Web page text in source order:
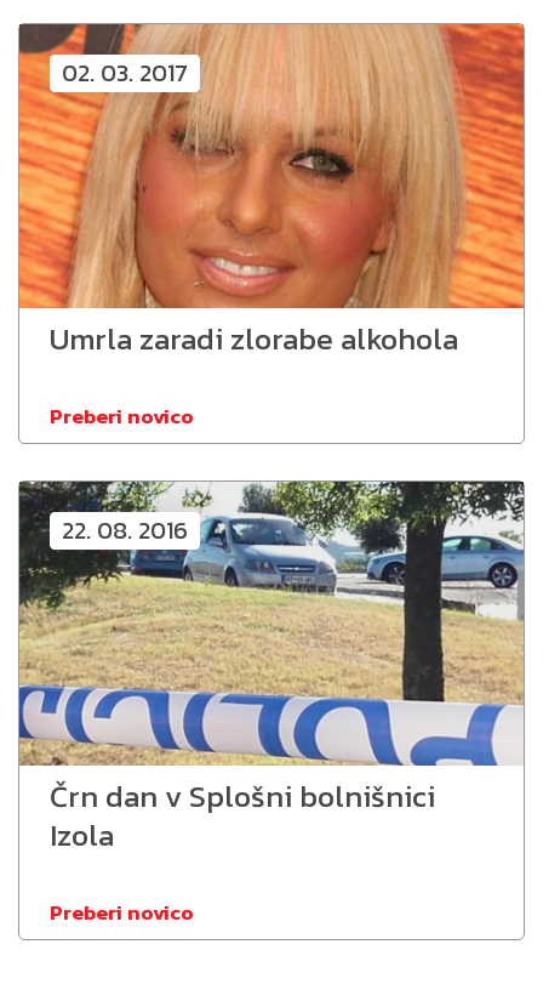
02. 03. 2017
Umrla zaradi zlorabe alkohola
Preberi novico
22. 08. 2016
Črn dan v Splošni bolnišnici
Izola
Preberi novico